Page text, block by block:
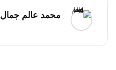
محمد عالم جمال